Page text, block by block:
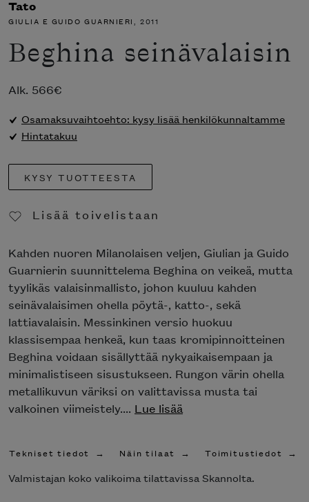
Tato
GIULIA E GUIDO GUARNIERI, 2011
Beghina seinävalaisin
Alk. 566€
Osamaksuvaihtoehto: kysy lisää henkilökunnaltamme
Hintatakuu
KYSY TUOTTEESTA
Lisää toivelistaan
Kahden nuoren Milanolaisen veljen, Giulian ja Guido
Guarnierin suunnittelema Beghina on veikeä, mutta
tyylikäs valaisinmallisto, johon kuuluu kahden
seinävalaisimen ohella pöytä-, katto-, sekä
lattiavalaisin. Messinkinen versio huokuu
klassisempaa henkeä, kun taas kromipinnoitteinen
Beghina voidaan sisällyttää nykyaikaisempaan ja
minimalistiseen sisustukseen. Rungon värin ohella
metallikuvun väriksi on valittavissa musta tai
valkoinen viimeistely.... Lue lisää
Tekniset tiedot Näin tilaat Toimitustiedot
Valmistajan koko valikoima tilattavissa Skannolta.